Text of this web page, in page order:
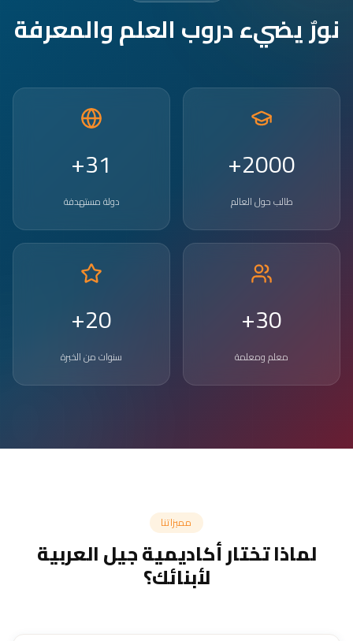
نورٌ يضيء دروب العلم والمعرفة
2000+
طالب حول العالم
31+
دولة مستهدفة
30+
معلم ومعلمة
20+
سنوات من الخبرة
مميزاتنا
لماذا تختار أكاديمية جيل العربية
لأبنائك؟